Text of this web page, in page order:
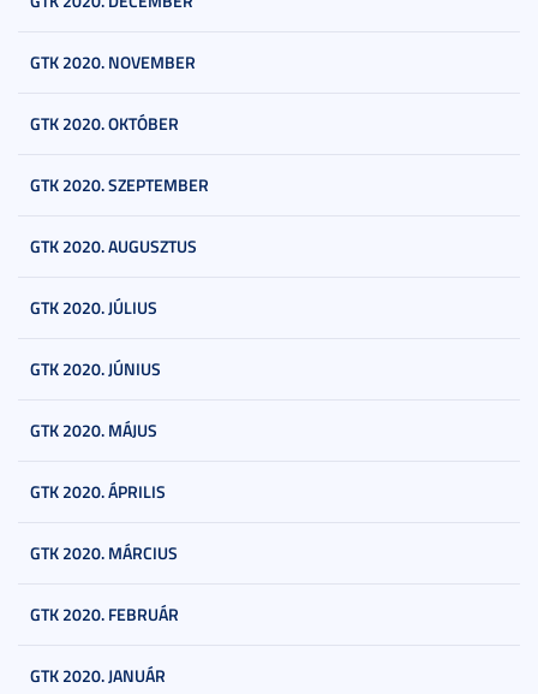
GTK 2020. NOVEMBER
GTK 2020. OKTÓBER
GTK 2020. SZEPTEMBER
GTK 2020. AUGUSZTUS
GTK 2020. JÚLIUS
GTK 2020. JÚNIUS
GTK 2020. MÁJUS
GTK 2020. ÁPRILIS
GTK 2020. MÁRCIUS
GTK 2020. FEBRUÁR
GTK 2020. JANUÁR